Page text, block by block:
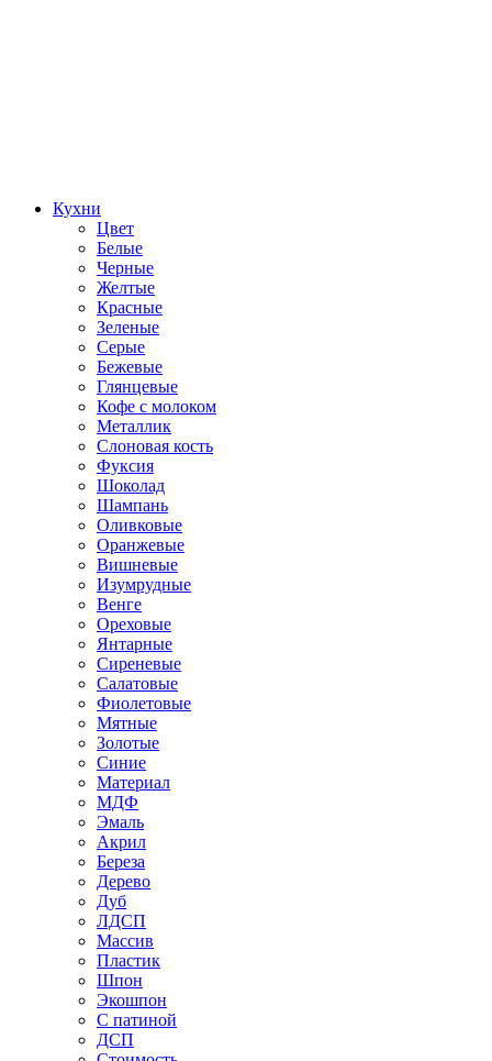
Кухни
Цвет
Белые
Черные
Желтые
Красные
Зеленые
Серые
Бежевые
Глянцевые
Кофе с молоком
Металлик
Слоновая кость
Фуксия
Шоколад
Шампань
Оливковые
Оранжевые
Вишневые
Изумрудные
Венге
Ореховые
Янтарные
Сиреневые
Салатовые
Фиолетовые
Мятные
Золотые
Синие
Материал
МДФ
Эмаль
Акрил
Береза
Дерево
Дуб
ЛДСП
Массив
Пластик
Шпон
Экошпон
С патиной
ДСП